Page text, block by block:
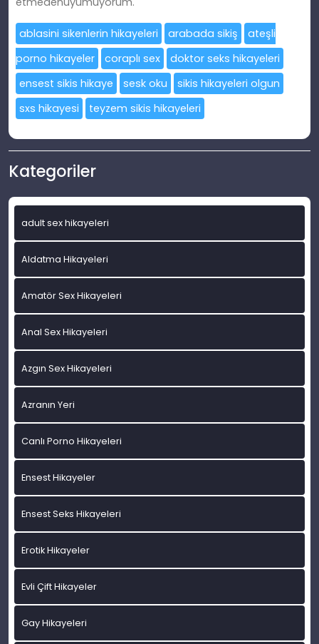
ablasini sikenlerin hikayeleri arabada sikiş
ateşli
porno hikayeler
coraplı sex
doktor seks hikayeleri
ensest sikis hikaye
sesk oku
sikis hikayeleri olgun
sxs hikayesi
teyzem sikis hikayeleri
Kategoriler
adult sex hikayeleri
Aldatma Hikayeleri
Amatör Sex Hikayeleri
Anal Sex Hikayeleri
Azgın Sex Hikayeleri
Azranın Yeri
Canlı Porno Hikayeleri
Ensest Hikayeler
Ensest Seks Hikayeleri
Erotik Hikayeler
Evli Çift Hikayeler
Gay Hikayeleri